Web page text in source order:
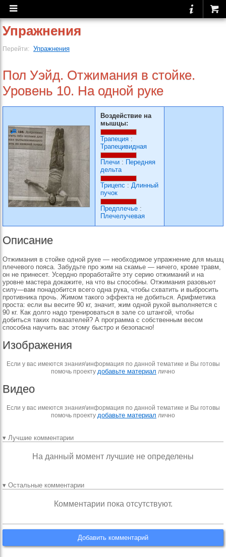
Упражнения
Перейти: Упражнения
Пол Уэйд. Отжимания в стойке.
Уровень 10. На одной руке
Воздействие на
мышцы:
Трапеция :
Трапецивидная
Плечи : Передняя
дельта
Трицепс : Длинный
пучок
Предплечье :
Плечелучевая
Описание
Отжимания в стойке одной руке — необходимое упражнение для мышц
плечевого пояса. Забудьте про жим на скамье — ничего, кроме травм,
он не принесет. Усердно проработайте эту серию отжиманий и на
уровне мастера докажите, на что вы способны. Отжимания разовьют
силу—вам понадобится всего одна рука, чтобы схватить и выбросить
противника прочь. Жимом такого эффекта не добиться. Арифметика
проста: если вы весите 90 кг, значит, жим одной рукой выполняется с
90 кг. Как долго надо тренироваться в зале со штангой, чтобы
добиться таких показателей? А программа с собственным весом
способна научить вас этому быстро и безопасно!
Изображения
Если у вас имеются знания\информация по данной тематике и Вы готовы
помочь проекту добавьте материал лично
Видео
Если у вас имеются знания\информация по данной тематике и Вы готовы
помочь проекту добавьте материал лично
▾ Лучшие комментарии
На данный момент лучшие не определены
▾ Остальные комментарии
Комментарии пока отсутствуют.
Добавить комментарий